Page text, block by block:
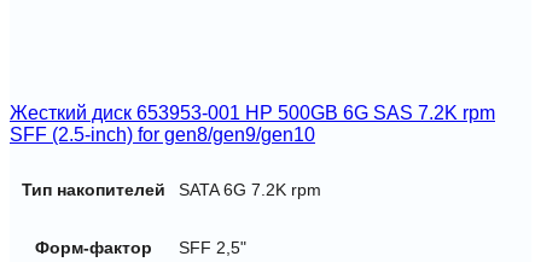
Жесткий диск 653953-001 HP 500GB 6G SAS 7.2K rpm
SFF (2.5-inch) for gen8/gen9/gen10
Тип накопителей SATA 6G 7.2K rpm
Форм-фактор SFF 2,5"